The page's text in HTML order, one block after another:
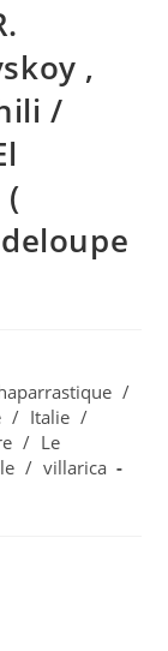
,
/
/
/ Italie /
/ Le
/ villarica